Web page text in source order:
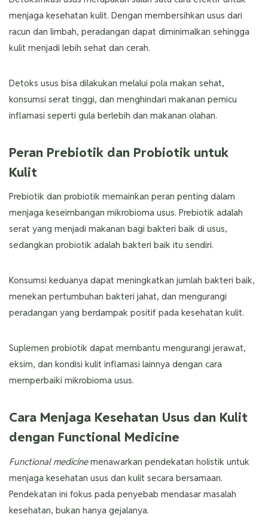
menjaga kesehatan kulit. Dengan membersihkan usus dari
racun dan limbah, peradangan dapat diminimalkan sehingga
kulit menjadi lebih sehat dan cerah.
Detoks usus bisa dilakukan melalui pola makan sehat,
konsumsi serat tinggi, dan menghindari makanan pemicu
inflamasi seperti gula berlebih dan makanan olahan.
Peran Prebiotik dan Probiotik untuk
Kulit
Prebiotik dan probiotik memainkan peran penting dalam
menjaga keseimbangan mikrobioma usus. Prebiotik adalah
serat yang menjadi makanan bagi bakteri baik di usus,
sedangkan probiotik adalah bakteri baik itu sendiri.
Konsumsi keduanya dapat meningkatkan jumlah bakteri baik,
menekan pertumbuhan bakteri jahat, dan mengurangi
peradangan yang berdampak positif pada kesehatan kulit.
Suplemen probiotik dapat membantu mengurangi jerawat,
eksim, dan kondisi kulit inflamasi lainnya dengan cara
memperbaiki mikrobioma usus.
Cara Menjaga Kesehatan Usus dan Kulit
dengan Functional Medicine
Functional medicinemenawarkan pendekatan holistik untuk
menjaga kesehatan usus dan kulit secara bersamaan.
Pendekatan ini fokus pada penyebab mendasar masalah
kesehatan, bukan hanya gejalanya.